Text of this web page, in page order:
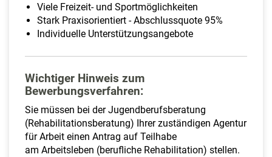
Viele Freizeit- und Sportmöglichkeiten
Stark Praxisorientiert - Abschlussquote 95%
Individuelle Unterstützungsangebote
Wichtiger Hinweis zum
Bewerbungsverfahren:
Sie müssen bei der Jugendberufsberatung
(Rehabilitationsberatung) Ihrer zuständigen Agentur
für Arbeit einen Antrag auf Teilhabe
am Arbeitsleben (berufliche Rehabilitation) stellen.